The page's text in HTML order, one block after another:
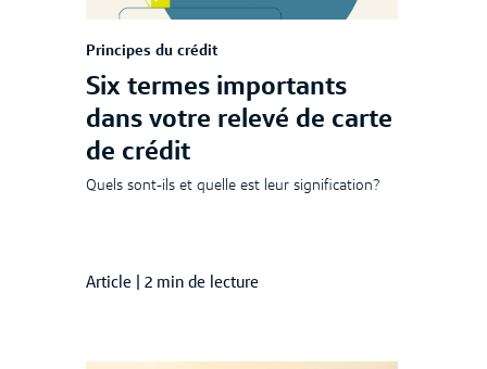
Principes du crédit
Six termes importants
dans votre relevé de carte
de crédit
Quels sont-ils et quelle est leur signification?
Article 2 min de lecture